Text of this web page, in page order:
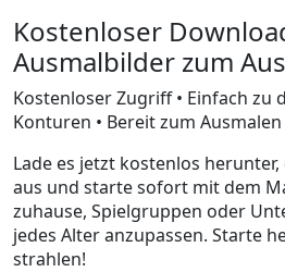
Kostenloser
Ausmalbilder zum
Kostenloser Zugriff • Einfach zu
Konturen • Bereit zum Ausmalen
Lade es jetzt kostenlos
aus und starte sofort mit dem
zuhause, Spielgruppen oder
jedes Alter anzupassen. Starte
strahlen!